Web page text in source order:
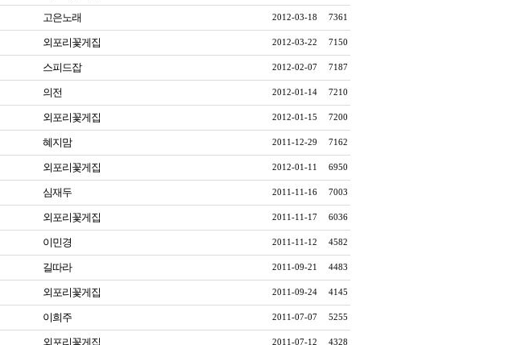
고은노래 2012-03-18 7361
외포리꽃게집 2012-03-22 7150
스피드잡 2012-02-07 7187
의전 2012-01-14 7210
외포리꽃게집 2012-01-15 7200
혜지맘 2011-12-29 7162
외포리꽃게집 2012-01-11 6950
심재두 2011-11-16 7003
외포리꽃게집 2011-11-17 6036
이민경 2011-11-12 4582
길따라 2011-09-21 4483
외포리꽃게집 2011-09-24 4145
이희주 2011-07-07 5255
외포리꽃게집 2011-07-12 4328